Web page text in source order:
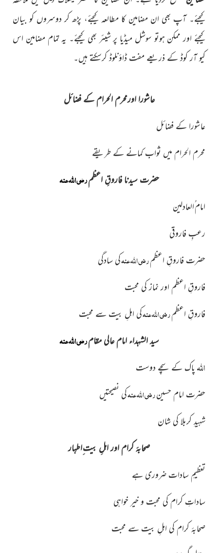
کیجئے۔ آپ بھی ان مضامین کا مطالعہ کیجئے، پڑھ کر دوسروں کو بیان
کیجئے اور ممکن ہوتو سوشل میڈیا پر شیئر بھی کیجئے۔ یہ تمام مضامین اس
کیو آر کوڈ کے ذریعے مفت ڈاؤنلوڈ کرسکتے ہیں۔
عاشورا اورمحرم الحرام کے فضائل
عاشورا کے فضائل
محرم الحرام میں ثواب کمانے کے طریقے
حضرت سیدنا فاروقِ اعظمرضی اللہ عنہ
امام ُالعادلین
رعبِ فاروقی
حضرت فاروقِ اعظمرضی اللہ عنہکی سادگی
فاروقِ اعظم اور نماز کی محبت
فاروقِ اعظمرضی اللہ عنہکی اہلِ بیت سے محبت
سید الشہداء امام عالی مقامرضی اللہ عنہ
اللہ پاک کے سچے دوست
حضرت امام حسینرضی اللہ عنہکی نصیحتیں
شہیدِ کربلا کی شان
صحابۂ کرام اور اہلِ بیت ِاطہار
تعظیمِ سادات ضروری ہے
ساداتِ کرام کی محبت و خیر خواہی
صحابۂ کرام کی اہلِ بیت سے محبت